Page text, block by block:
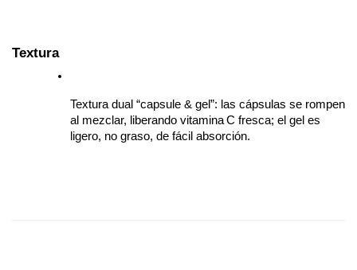
Textura
Textura dual “capsule & gel”: las cápsulas se rompen
al mezclar, liberando vitamina C fresca; el gel es
ligero, no graso, de fácil absorción.